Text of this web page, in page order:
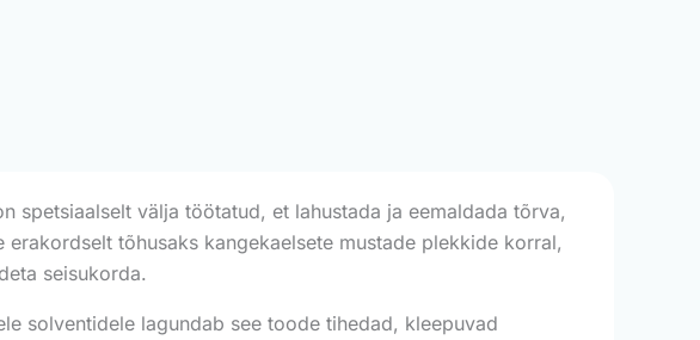
spetsiaalselt välja töötatud, et lahustada ja eemaldada tõrva,
tõhusaks kangekaelsete mustade plekkide korral,
seisukorda.
solventidele lagundab see toode tihedad, kleepuvad